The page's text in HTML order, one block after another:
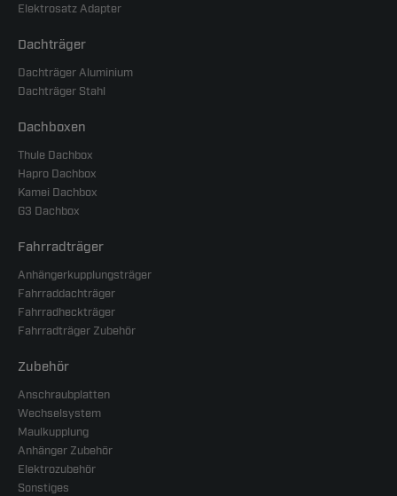
Elektrosatz Adapter
Dachträger
Dachträger Aluminium
Dachträger Stahl
Dachboxen
Thule Dachbox
Hapro Dachbox
Kamei Dachbox
G3 Dachbox
Fahrradträger
Anhängerkupplungsträger
Fahrraddachträger
Fahrradheckträger
Fahrradträger Zubehör
Zubehör
Anschraubplatten
Wechselsystem
Maulkupplung
Anhänger Zubehör
Elektrozubehör
Sonstiges